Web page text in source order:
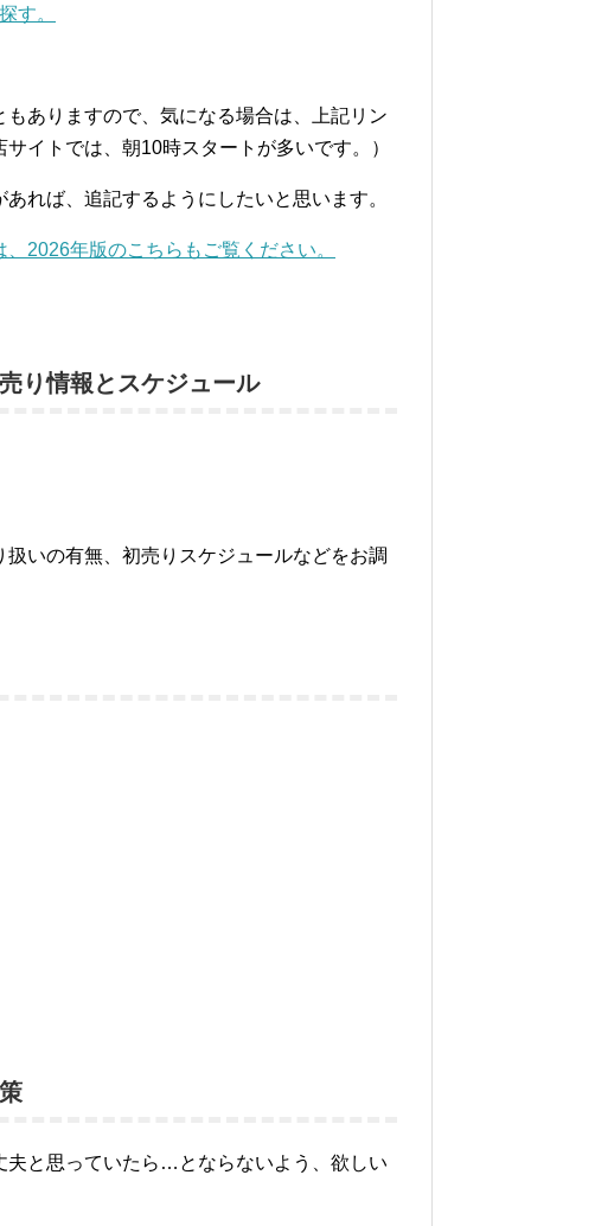
す。
ありますので、気になる場合は、上記リン
イトでは、朝10時スタートが多いです。）
れば、追記するようにしたいと思います。
2026年版のこちらもご覧ください。
り情報とスケジュール
いの有無、初売りスケジュールなどをお調
と思っていたら…とならないよう、欲しい